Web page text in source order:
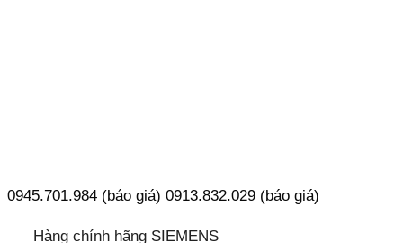
0945.701.984 (báo giá) 0913.832.029 (báo giá)
Hàng chính hãng SIEMENS